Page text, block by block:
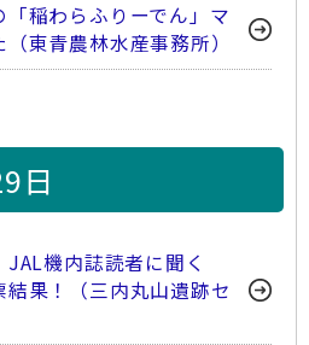
稲わらふりーでん」マ
東青農林水産事務所）
日
JAL機内誌読者に聞く
結果！（三内丸山遺跡セ